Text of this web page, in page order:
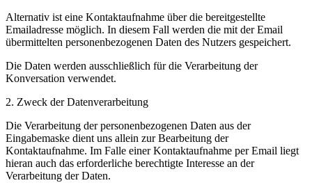
Alternativ ist eine Kontaktaufnahme über die bereitgestellte
Emailadresse möglich. In diesem Fall werden die mit der Email
übermittelten personenbezogenen Daten des Nutzers gespeichert.
Die Daten werden ausschließlich für die Verarbeitung der
Konversation verwendet.
2. Zweck der Datenverarbeitung
Die Verarbeitung der personenbezogenen Daten aus der
Eingabemaske dient uns allein zur Bearbeitung der
Kontaktaufnahme. Im Falle einer Kontaktaufnahme per Email liegt
hieran auch das erforderliche berechtigte Interesse an der
Verarbeitung der Daten.